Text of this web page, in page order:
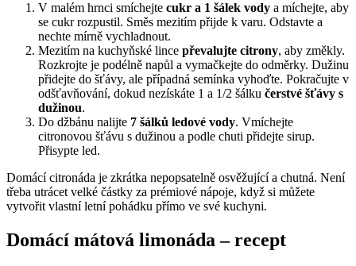
V malém hrnci smíchejte cukr a 1 šálek vody a míchejte, aby
se cukr rozpustil. Směs mezitím přijde k varu. Odstavte a
nechte mírně vychladnout.
Mezitím na kuchyňské lince převalujte citrony, aby změkly.
Rozkrojte je podélně napůl a vymačkejte do odměrky. Dužinu
přidejte do šťávy, ale případná semínka vyhoďte. Pokračujte v
odšťavňování, dokud nezískáte 1 a 1/2 šálku čerstvé šťávy s
dužinou.
Do džbánu nalijte 7 šálků ledové vody. Vmíchejte
citronovou šťávu s dužinou a podle chuti přidejte sirup.
Přisypte led.
Domácí citronáda je zkrátka nepopsatelně osvěžující a chutná. Není
třeba utrácet velké částky za prémiové nápoje, když si můžete
vytvořit vlastní letní pohádku přímo ve své kuchyni.
Domácí mátová limonáda – recept